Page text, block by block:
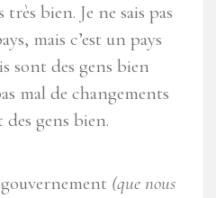
bien. Je ne sais pas
mais c’est un pays
sont des gens bien
mal de changements
gens bien.
gouvernement (que nous